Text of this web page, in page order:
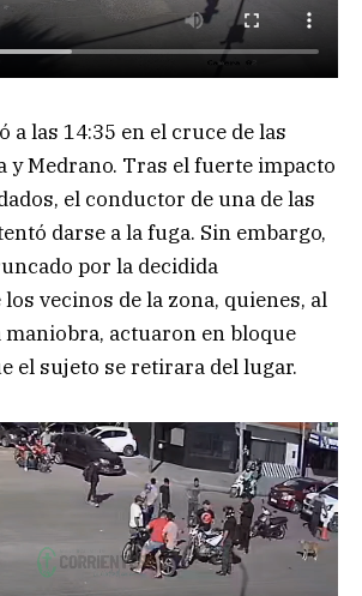
a las 14:35 en el cruce de las
y Medrano. Tras el fuerte impacto
el conductor de una de las
darse a la fuga. Sin embargo,
por la decidida
vecinos de la zona, quienes, al
maniobra, actuaron en bloque
el sujeto se retirara del lugar.